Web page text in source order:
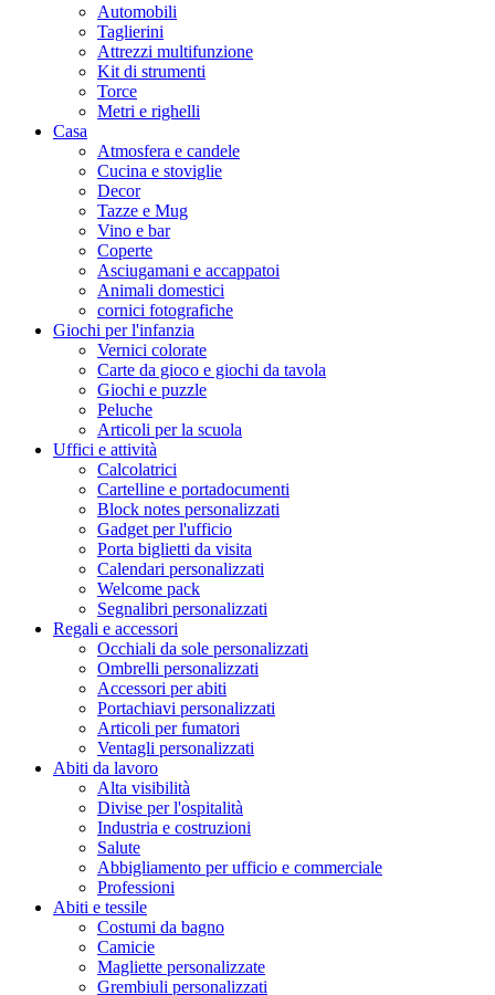
Automobili
Taglierini
Attrezzi multifunzione
Kit di strumenti
Torce
Metri e righelli
Casa
Atmosfera e candele
Cucina e stoviglie
Decor
Tazze e Mug
Vino e bar
Coperte
Asciugamani e accappatoi
Animali domestici
cornici fotografiche
Giochi per l'infanzia
Vernici colorate
Carte da gioco e giochi da tavola
Giochi e puzzle
Peluche
Articoli per la scuola
Uffici e attività
Calcolatrici
Cartelline e portadocumenti
Block notes personalizzati
Gadget per l'ufficio
Porta biglietti da visita
Calendari personalizzati
Welcome pack
Segnalibri personalizzati
Regali e accessori
Occhiali da sole personalizzati
Ombrelli personalizzati
Accessori per abiti
Portachiavi personalizzati
Articoli per fumatori
Ventagli personalizzati
Abiti da lavoro
Alta visibilità
Divise per l'ospitalità
Industria e costruzioni
Salute
Abbigliamento per ufficio e commerciale
Professioni
Abiti e tessile
Costumi da bagno
Camicie
Magliette personalizzate
Grembiuli personalizzati